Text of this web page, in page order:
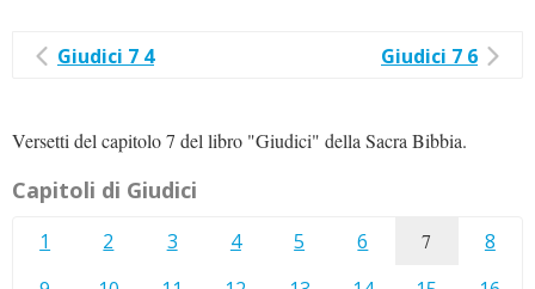
Giudici 7 4 Giudici 7 6
Versetti del capitolo 7 del libro "Giudici" della Sacra Bibbia.
Capitoli di Giudici
1 2 3 4 5 6 7
8